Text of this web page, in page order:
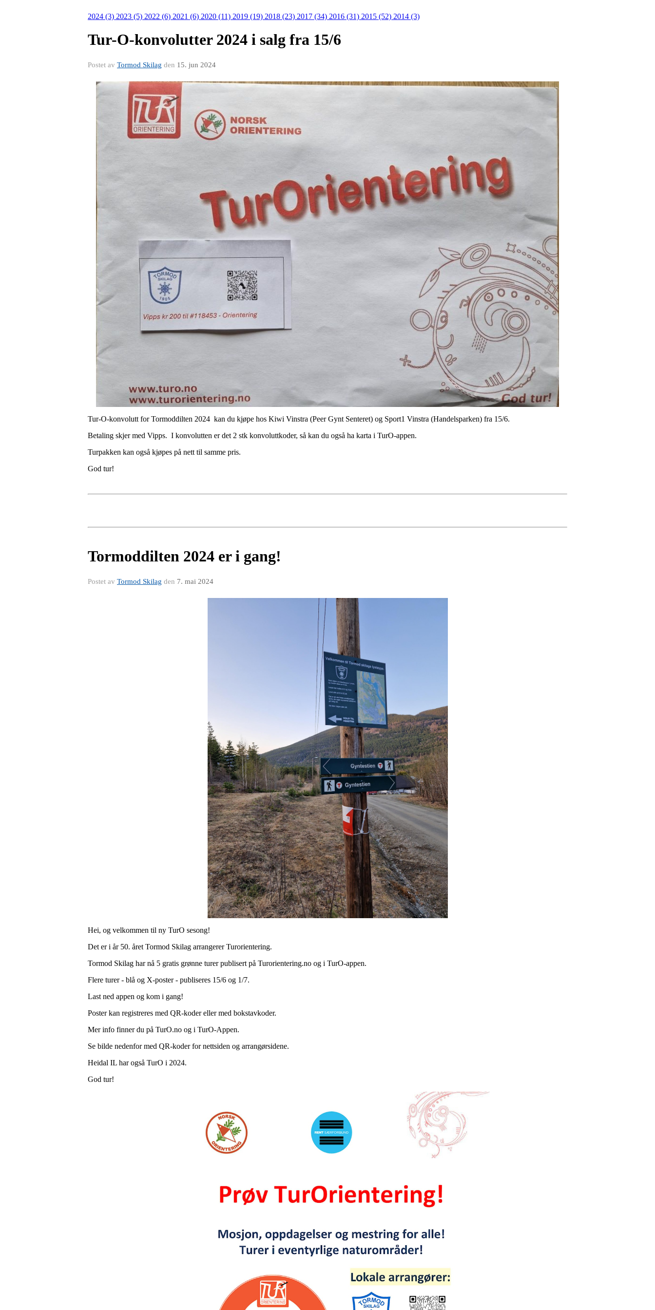
2024 (3) 2023 (5) 2022 (6) 2021 (6) 2020 (11) 2019 (19) 2018 (23) 2017 (34) 2016 (31) 2015 (52) 2014 (3)
Tur-O-konvolutter 2024 i salg fra 15/6
Postet av Tormod Skilag den 15. jun 2024
Tur-O-konvolutt for Tormoddilten 2024 kan du kjøpe hos Kiwi Vinstra (Peer Gynt Senteret) og Sport1 Vinstra (Handelsparken) fra 15/6.
Betaling skjer med Vipps. I konvolutten er det 2 stk konvoluttkoder, så kan du også ha karta i TurO-appen.
Turpakken kan også kjøpes på nett til samme pris.
God tur!
Tormoddilten 2024 er i gang!
Postet av Tormod Skilag den 7. mai 2024
Hei, og velkommen til ny TurO sesong!
Det er i år 50. året Tormod Skilag arrangerer Turorientering.
Tormod Skilag har nå 5 gratis grønne turer publisert på Turorientering.no og i TurO-appen.
Flere turer - blå og X-poster - publiseres 15/6 og 1/7.
Last ned appen og kom i gang!
Poster kan registreres med QR-koder eller med bokstavkoder.
Mer info finner du på TurO.no og i TurO-Appen.
Se bilde nedenfor med QR-koder for nettsiden og arrangørsidene.
Heidal IL har også TurO i 2024.
God tur!